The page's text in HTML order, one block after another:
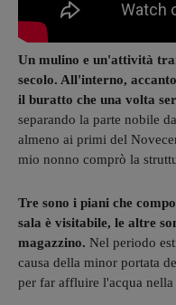
Un mulino e un'attività
secolo. All'interno,
il buratto che una volta
separando la parte nobile
almeno ai primi del
mio nonno comprò la
Tre sono i piani che
sala è visitabile, le altre
magazzino. Nel periodo
causa della minor portata
per far affluire l'acqua nella